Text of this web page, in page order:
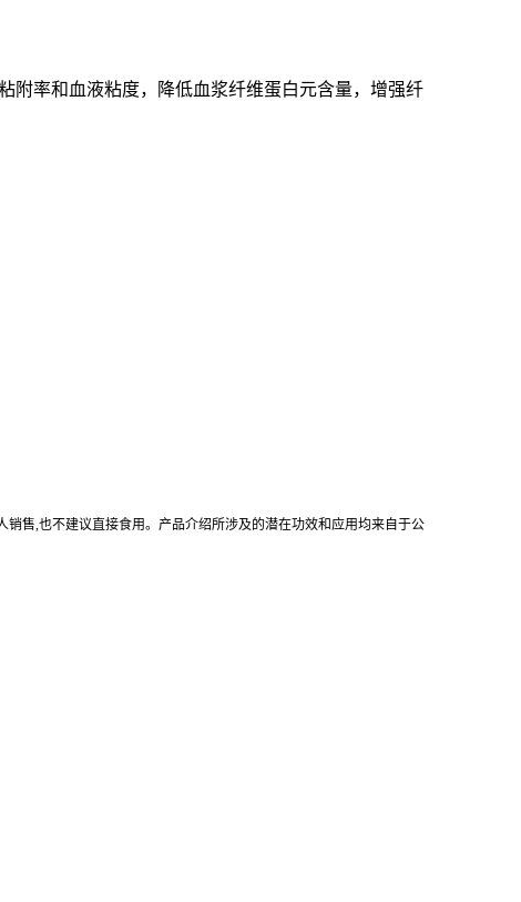
附率和血液粘度，降低血浆纤维蛋白元含量，增强纤
销售,也不建议直接食用。产品介绍所涉及的潜在功效和应用均来自于公